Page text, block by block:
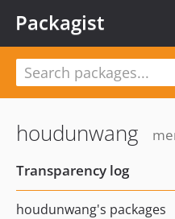
Packagist
houdunwang
Transparency log
houdunwang's packages